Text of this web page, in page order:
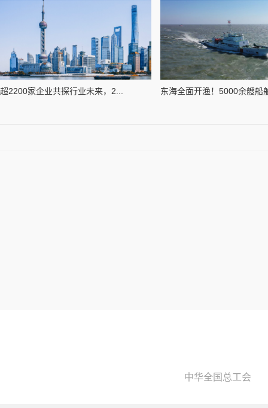
超2200家企业共探行业未来，2... 东海全面开渔！5000余艘船
中华全国总工会